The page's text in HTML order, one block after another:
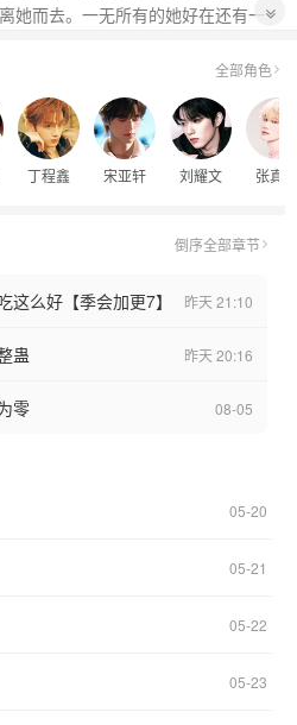
她而去。一无所有的她好在还有一
为了赚快钱，她只好妥协参加《西
，她遇到了一群看似是“死对头”，实
此改变了人生轨迹。
意外得知家里根本没有破产。这一
，精心布下的一场局……
果敢有锋芒，也是最先看穿何荻玩
互怼不断，却总是站在她这边，相
见被何荻气场震慑，被收编为“小
相对，又从暗自较劲的对手变为惺
全部角色
丁程鑫 宋亚轩 刘耀文 张真源
倒序全部章节
么好【季会加更7】 昨天 21:10
蛊 昨天 20:16
零 08-05
05-20
05-21
05-22
05-23